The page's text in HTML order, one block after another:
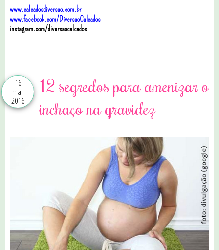
www.calcadosdiversao.com.br
www.facebook.com/DiversaoCalcados
instagram.com/diversaocalcados
16
mar
2016
12 segredos para amenizar o
inchaço na gravidez